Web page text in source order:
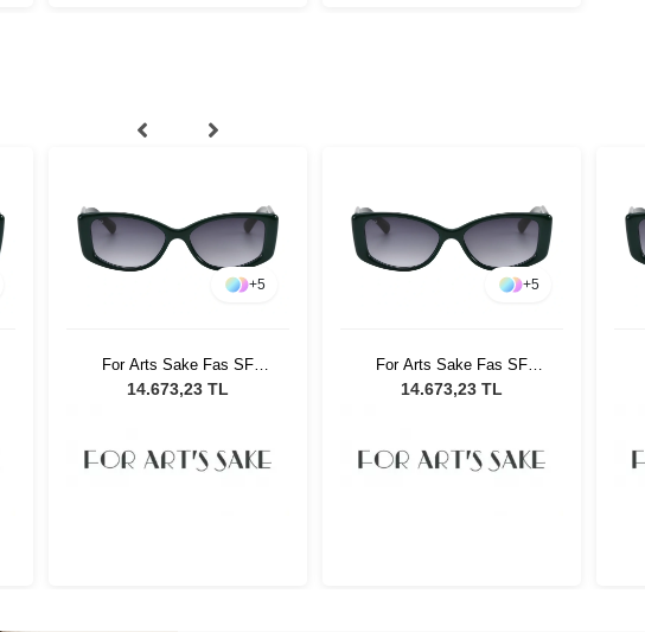
+5
For Arts Sake Fas SF
003GR Kadın Güneş
14.673,23 TL
+5
For Arts Sake Fas SF
003GR Kadın Güneş
14.673,23 TL